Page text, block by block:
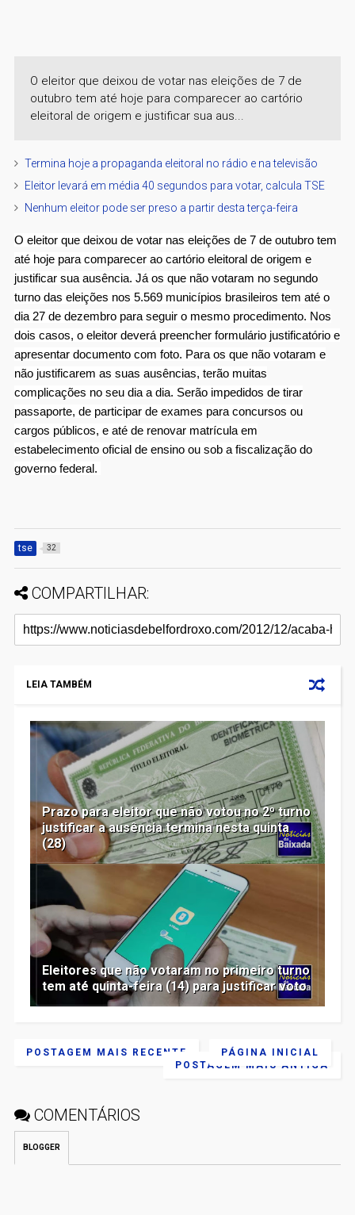
O eleitor que deixou de votar nas eleições de 7 de
outubro tem até hoje para comparecer ao cartório
eleitoral de origem e justificar sua aus...
Termina hoje a propaganda eleitoral no rádio e na televisão
Eleitor levará em média 40 segundos para votar, calcula TSE
Nenhum eleitor pode ser preso a partir desta terça-feira
O eleitor que deixou de votar nas eleições de 7 de outubro tem
até hoje para comparecer ao cartório eleitoral de origem e
justificar sua ausência. Já os que não votaram no segundo
turno das eleições nos 5.569 municípios brasileiros tem até o
dia 27 de dezembro para seguir o mesmo procedimento. Nos
dois casos, o eleitor deverá preencher formulário justificatório e
apresentar documento com foto. Para os que não votaram e
não justificarem as suas ausências, terão muitas
complicações no seu dia a dia. Serão impedidos de tirar
passaporte, de participar de exames para concursos ou
cargos públicos, e até de renovar matrícula em
estabelecimento oficial de ensino ou sob a fiscalização do
governo federal.
tse 32
COMPARTILHAR:
LEIA TAMBÉM
Prazo para eleitor que não votou no 2º turno
justificar a ausência termina nesta quinta
(28)
Eleitores que não votaram no primeiro turno
tem até quinta-feira (14) para justificar voto
POSTAGEM MAIS RECENTE
POSTAGEM MAIS ANTIGA
PÁGINA INICIAL
COMENTÁRIOS
BLOGGER